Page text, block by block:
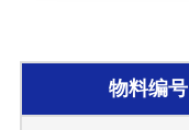
物料编号